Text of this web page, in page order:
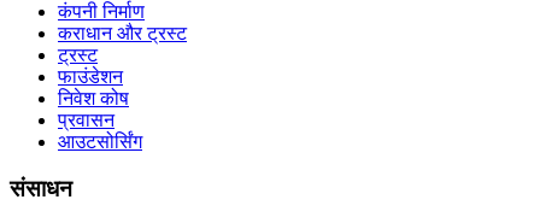
कंपनी निर्माण
कराधान और ट्रस्ट
ट्रस्ट
फाउंडेशन
निवेश कोष
प्रवासन
आउटसोर्सिंग
संसाधन